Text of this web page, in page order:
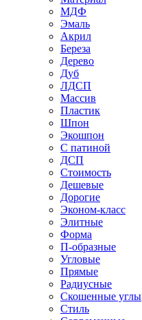
МДФ
Эмаль
Акрил
Береза
Дерево
Дуб
ЛДСП
Массив
Пластик
Шпон
Экошпон
С патиной
ДСП
Стоимость
Дешевые
Дорогие
Эконом-класс
Элитные
Форма
П-образные
Угловые
Прямые
Радиусные
Скошенные углы
Стиль